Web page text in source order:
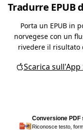
Tradurre EPUB
Porta un EPUB in
norvegese con un
rivedere il risultato
Scarica sull'App
Conversione PDF
Riconosce testo,